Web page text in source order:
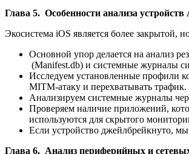
Глава 5. Особенности анализа
Экосистема iOS является более
Основной упор делается на анализ
(Manifest.db) и системные журналы
Исследуем установленные профили
MITM-атаку и перехватывать трафик.
Анализируем системные журналы
Проверяем наличие приложений,
используются для скрытого
Если устройство джейлбрейкнуто,
Глава 6. Анализ периферийных и